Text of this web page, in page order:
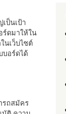
ป็นเป้า
ร์ดมาให้ใน
นเว็บไซต์
บอร์ดได้
รถสมัคร